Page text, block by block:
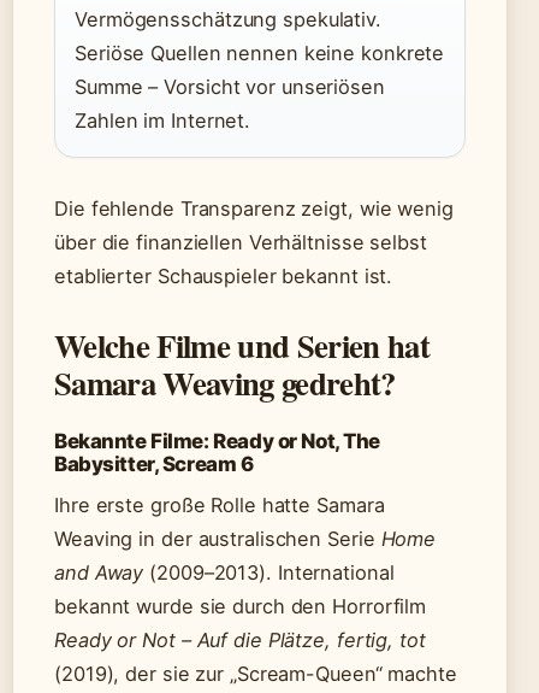
Vermögensschätzung spekulativ.
Seriöse Quellen nennen keine konkrete
Summe – Vorsicht vor unseriösen
Zahlen im Internet.
Die fehlende Transparenz zeigt, wie wenig
über die finanziellen Verhältnisse selbst
etablierter Schauspieler bekannt ist.
Welche Filme und Serien hat
Samara Weaving gedreht?
Bekannte Filme: Ready or Not, The
Babysitter, Scream 6
Ihre erste große Rolle hatte Samara
Weaving in der australischen Serie Home
and Away (2009–2013). International
bekannt wurde sie durch den Horrorfilm
Ready or Not – Auf die Plätze, fertig, tot
(2019), der sie zur „Scream-Queen“ machte